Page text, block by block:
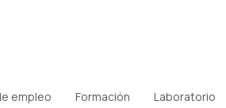
empleo Formación Laboratorio